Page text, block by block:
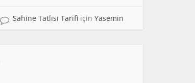
Sahine Tatlısı Tarifi için Yasemin